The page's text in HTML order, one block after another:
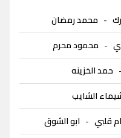
- محمد رمضان
- محمود محرم
حمد الخزينه
الشايب
قلبي- ابو الشوق